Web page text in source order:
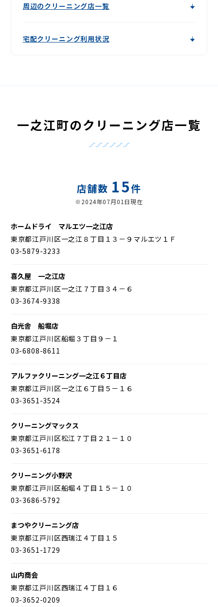
周辺のクリーニング店一覧
宅配クリーニング利用状況
一之江町のクリーニング店一覧
店舗数 15件
※2024年07月01日現在
ホームドライ マルエツ一之江店
東京都江戸川区一之江８丁目１３－９マルエツ１Ｆ
03-5879-3233
喜久屋 一之江店
東京都江戸川区一之江７丁目３４－６
03-3674-9338
白光舎 船堀店
東京都江戸川区船堀３丁目９－１
03-6808-8611
アルファクリーニング一之江６丁目店
東京都江戸川区一之江６丁目５－１６
03-3651-3524
クリーニングマックス
東京都江戸川区松江７丁目２１－１０
03-3651-6178
クリーニング小野沢
東京都江戸川区船堀４丁目１５－１０
03-3686-5792
まつやクリーニング店
東京都江戸川区西瑞江４丁目１５
03-3651-1729
山内商会
東京都江戸川区西瑞江４丁目１６
03-3652-0209